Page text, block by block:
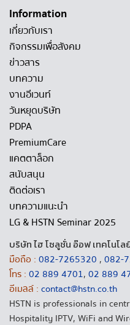
Information
เกี่ยวกับเรา
กิจกรรมเพื่อสังคม
ข่าวสาร
บทความ
งานอีเวนท์
วันหยุดบริษัท
PDPA
PremiumCare
แคตตาล็อก
สนับสนุน
ติดต่อเรา
บทความแนะนำ
LG & HSTN Seminar 2025
บริษัท ไฮ โซลูชั่น อ๊อฟ เทคโนโล
มือถือ : 082-7265320 , 082-
โทร : 02 889 4701, 02 889
อีเมลล์ : contact@hstn.co.th
HSTN is professionals in
Hospitality IPTV, WiFi and